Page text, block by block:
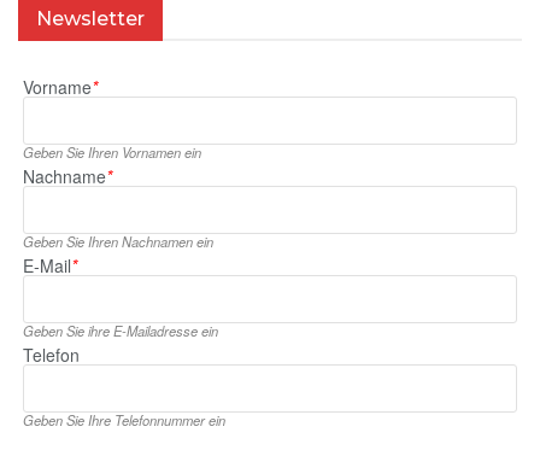
Newsletter
Vorname*
Geben Sie Ihren Vornamen ein
Nachname*
Geben Sie Ihren Nachnamen ein
E‑Mail*
Geben Sie ihre E‑Mailadresse ein
Telefon
Geben Sie Ihre Telefonnummer ein